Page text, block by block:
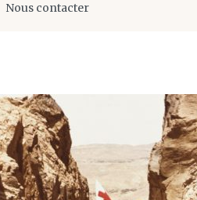
Nous contacter